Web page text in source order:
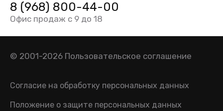
8 (968) 800-44-00
Офис продаж с 9 до 18
© 2001-2026 Пользовательское соглашение
Согласие на обработку персональных данных
Положение о защите персональных данных